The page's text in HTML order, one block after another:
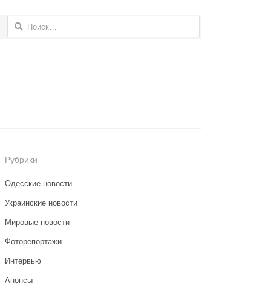
Найти:
Рубрики
Одесские новости
Украинские новости
Мировые новости
Фоторепортажи
Интервью
Анонсы